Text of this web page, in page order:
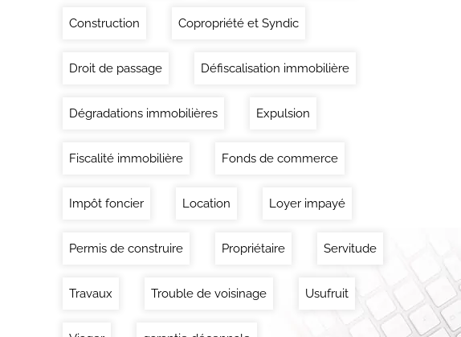
Construction Copropriété et Syndic
Droit de passage Défiscalisation immobilière
Dégradations immobilières Expulsion
Fiscalité immobilière Fonds de commerce
Impôt foncier Location Loyer impayé
Permis de construire Propriétaire Servitude
Travaux Trouble de voisinage Usufruit